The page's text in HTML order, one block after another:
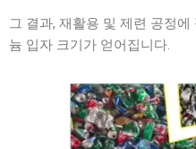
그 결과, 재활용 및 제련 공정
늄 입자 크기가 얻어집니다.